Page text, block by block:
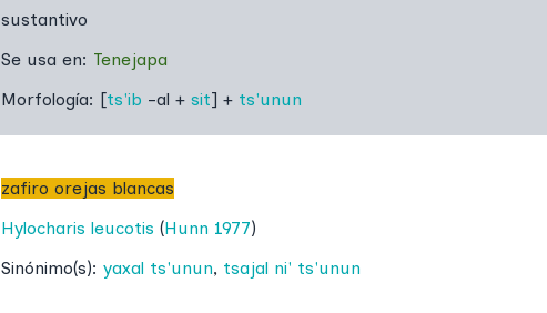
sustantivo
Se usa en: Tenejapa
Morfología: [ts'ib -al + sit] + ts'unun
zafiro orejas blancas
Hylocharis leucotis (Hunn 1977)
Sinónimo(s): yaxal ts'unun, tsajal ni' ts'unun